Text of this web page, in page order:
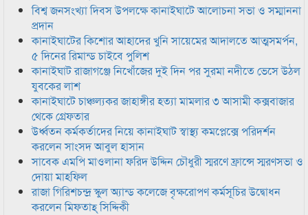
বিশ্ব জনসংখ্যা দিবস উপলক্ষে কানাইঘাটে আলোচনা সভা ও সম্মাননা
প্রদান
কানাইঘাটের কিশোর আহাদের খুনি সায়েমের আদালতে আত্মসমর্পন,
৫ দিনের রিমান্ড চাইবে পুলিশ
কানাইঘাট রাজাগঞ্জে নিখোঁজের দুই দিন পর সুরমা নদীতে ভেসে উঠল
যুবকের লাশ
কানাইঘাটে চাঞ্চল্যকর জাহাঙ্গীর হত্যা মামলার ৩ আসামী কক্সবাজার
থেকে গ্রেফতার
উর্ধ্বতন কর্মকর্তাদের নিয়ে কানাইঘাট স্বাস্থ্য কমপ্লেক্সে পরিদর্শন
করলেন সাংসদ আবুল হাসান
সাবেক এমপি মাওলানা ফরিদ উদ্দিন চৌধুরী স্মরণে ফ্রান্সে স্মরণসভা ও
দোয়া মাহফিল
রাজা গিরিশচন্দ্র স্কুল অ্যান্ড কলেজে বৃক্ষরোপণ কর্মসূচির উদ্বোধন
করলেন মিফতাহ্ সিদ্দিকী